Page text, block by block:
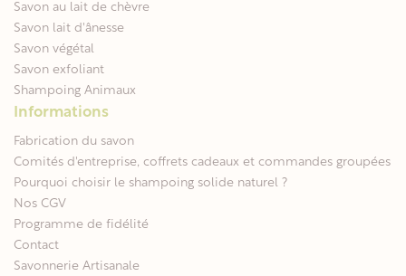
Savon au lait de chèvre
Savon lait d'ânesse
Savon végétal
Savon exfoliant
Shampoing Animaux
Informations
Fabrication du savon
Comités d'entreprise, coffrets cadeaux et commandes groupées
Pourquoi choisir le shampoing solide naturel ?
Nos CGV
Programme de fidélité
Contact
Savonnerie Artisanale